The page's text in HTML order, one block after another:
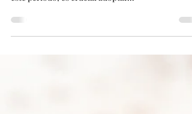
una mujer, lleno de emociones y cambios. Durante
este período, es crucial adoptar...